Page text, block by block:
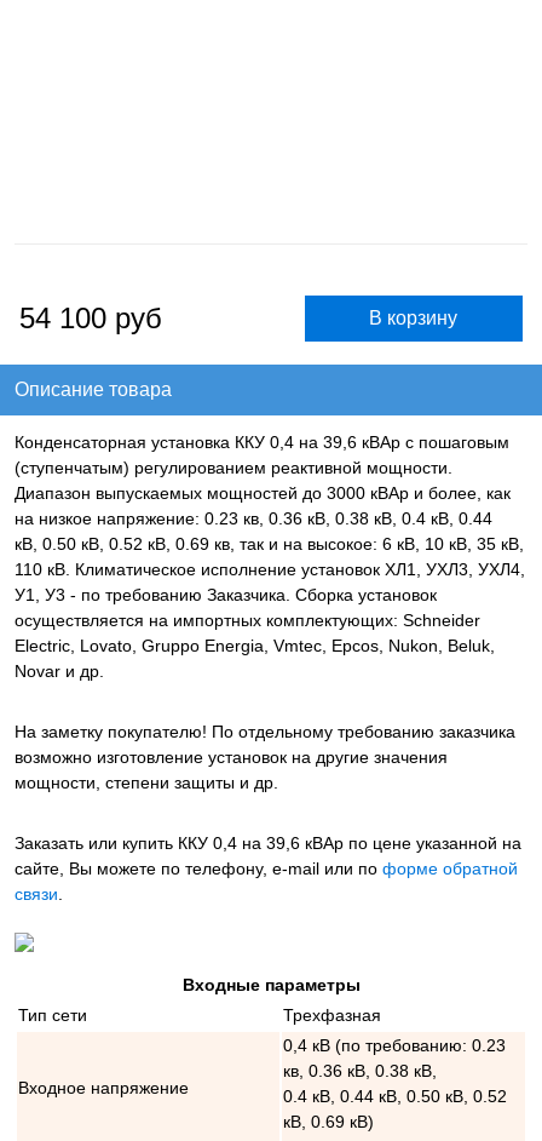
54 100 руб
Описание товара
Конденсаторная установка ККУ 0,4 на 39,6 кВАр с пошаговым
(ступенчатым) регулированием реактивной мощности.
Диапазон выпускаемых мощностей до 3000 кВАр и более, как
на низкое напряжение: 0.23 кв, 0.36 кВ, 0.38 кВ, 0.4 кВ, 0.44
кВ, 0.50 кВ, 0.52 кВ, 0.69 кв, так и на высокое: 6 кВ, 10 кВ, 35 кВ,
110 кВ. Климатическое исполнение установок ХЛ1, УХЛ3, УХЛ4,
У1, У3 - по требованию Заказчика. Сборка установок
осуществляется на импортных комплектующих: Schneider
Electric, Lovato, Gruppo Energia, Vmtec, Epcos, Nukon, Beluk,
Novar и др.
На заметку покупателю! По отдельному требованию заказчика
возможно изготовление установок на другие значения
мощности, степени защиты и др.
Заказать или купить ККУ 0,4 на 39,6 кВАр по цене указанной на
сайте, Вы можете по телефону, e-mail или по форме обратной
связи.
Входные параметры
Тип сети
Трехфазная
Входное напряжение
0,4 кВ (по требованию: 0.23
кв, 0.36 кВ, 0.38 кВ,
0.4 кВ, 0.44 кВ, 0.50 кВ, 0.52
кВ, 0.69 кВ)